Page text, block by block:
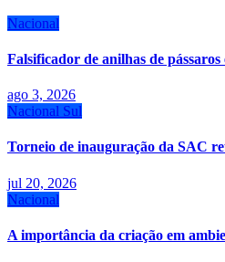
Nacional
Falsificador de anilhas de
ago 3, 2026
Nacional Sul
Torneio de inauguração da SAC
jul 20, 2026
Nacional
A importância da criação em